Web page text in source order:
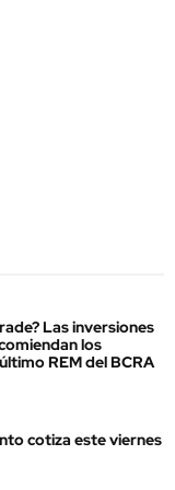
Las inversiones
los
REM del BCRA
cotiza este viernes